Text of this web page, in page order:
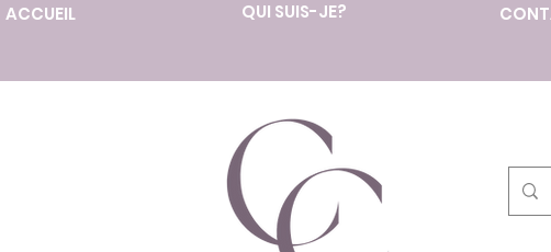
ACCUEIL QUI SUIS-JE?